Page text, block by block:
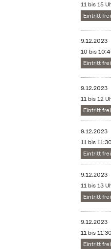
11 bis 15
Eintritt frei
9.12.2023
10 bis
Eintritt frei
9.12.2023
11 bis 12
Eintritt frei
9.12.2023
11 bis
Eintritt frei
9.12.2023
11 bis 13
Eintritt frei
9.12.2023
11 bis
Eintritt frei